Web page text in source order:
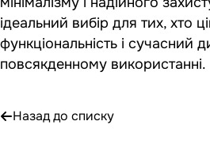
ідеальний вибір для тих, хто
функціональність і сучасний
повсякденному використанні.
Назад до списку